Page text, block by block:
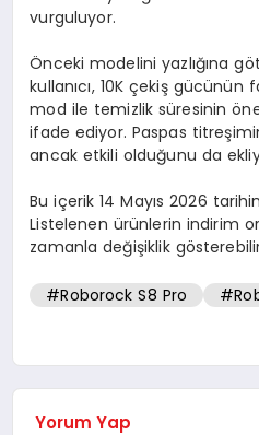
vurguluyor.
Önceki modelini yazlığına
kullanıcı, 10K çekiş gücünün
mod ile temizlik süresinin
ifade ediyor. Paspas
ancak etkili olduğunu da
Bu içerik 14 Mayıs 2026
Listelenen ürünlerin indirim
zamanla değişiklik
#Roborock S8 Pro
Yorum Yap